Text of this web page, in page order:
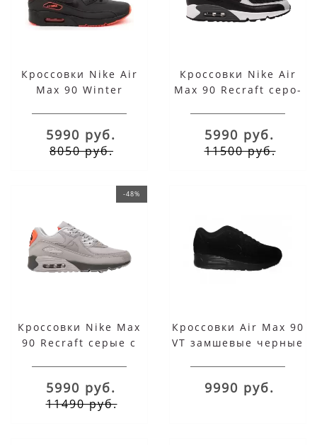
Кроссовки Nike Air
Max 90 Winter
5990 руб.
8050 руб.
Кроссовки Nike Air
Max 90 Recraft серо-
5990 руб.
11500 руб.
-48%
Кроссовки Nike Max
90 Recraft серые с
5990 руб.
11490 руб.
Кроссовки Air Max 90
VT замшевые черные
9990 руб.